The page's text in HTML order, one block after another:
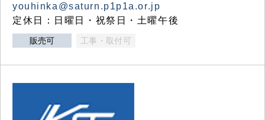
youhinka@saturn.p1p1a.or.jp
定休日：日曜日・祝祭日・土曜午後
販売可 工事・取付可